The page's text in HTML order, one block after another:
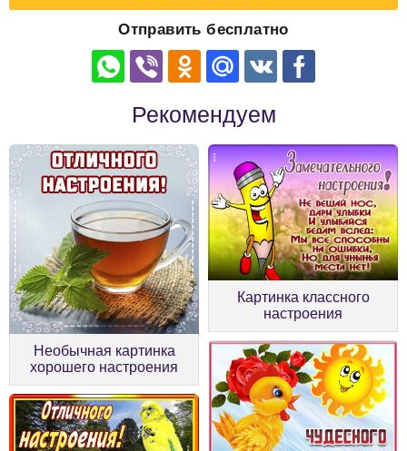
Отправить бесплатно
Рекомендуем
Необычная картинка
хорошего настроения
Картинка классного
настроения